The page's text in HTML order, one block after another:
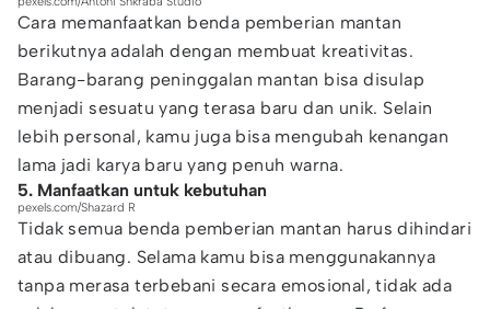
Cara memanfaatkan benda pemberian mantan
berikutnya adalah dengan membuat kreativitas.
Barang-barang peninggalan mantan bisa disulap
menjadi sesuatu yang terasa baru dan unik. Selain
lebih personal, kamu juga bisa mengubah kenangan
lama jadi karya baru yang penuh warna.
5. Manfaatkan untuk kebutuhan
pexels.com/Shazard R
Tidak semua benda pemberian mantan harus dihindari
atau dibuang. Selama kamu bisa menggunakannya
tanpa merasa terbebani secara emosional, tidak ada